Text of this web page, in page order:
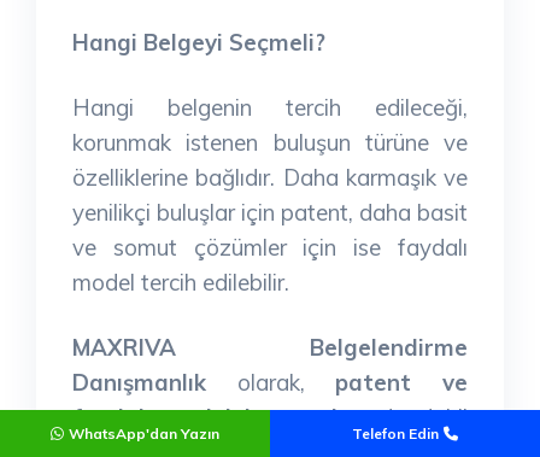
Hangi Belgeyi Seçmeli?
Hangi belgenin tercih edileceği,
korunmak istenen buluşun türüne ve
özelliklerine bağlıdır. Daha karmaşık ve
yenilikçi buluşlar için patent, daha basit
ve somut çözümler için ise faydalı
model tercih edilebilir.
MAXRIVA Belgelendirme
Danışmanlık olarak, patent ve
faydalı model başvurularıda dahil
WhatsApp'dan Yazın Telefon Edin